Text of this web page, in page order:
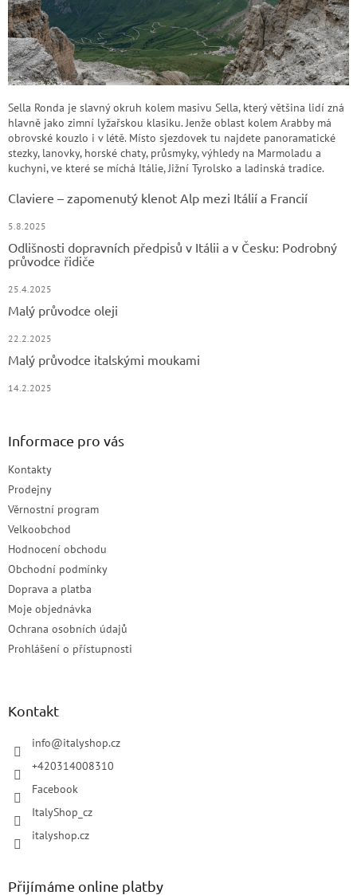
Sella Ronda je slavný okruh kolem masivu Sella, který většina lidí zná
hlavně jako zimní lyžařskou klasiku. Jenže oblast kolem Arabby má
obrovské kouzlo i v létě. Místo sjezdovek tu najdete panoramatické
stezky, lanovky, horské chaty, průsmyky, výhledy na Marmoladu a
kuchyni, ve které se míchá Itálie, Jižní Tyrolsko a ladinská tradice.
Claviere – zapomenutý klenot Alp mezi Itálií a Francií
5.8.2025
Odlišnosti dopravních předpisů v Itálii a v Česku: Podrobný
průvodce řidiče
25.4.2025
Malý průvodce oleji
22.2.2025
Malý průvodce italskými moukami
14.2.2025
Informace pro vás
Kontakty
Prodejny
Věrnostní program
Velkoobchod
Hodnocení obchodu
Obchodní podmínky
Doprava a platba
Moje objednávka
Ochrana osobních údajů
Prohlášení o přístupnosti
Kontakt
info@italyshop.cz
+420314008310
Facebook
ItalyShop_cz
italyshop.cz
Přijímáme online platby